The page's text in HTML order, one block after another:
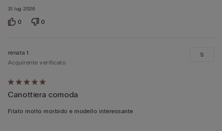
31 lug 2026
0 0
Valutato
5
su
renata t
Acquirente verificato
Canottiera comoda
Filato molto morbido e modello interessante
S